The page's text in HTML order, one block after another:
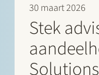
30 maart 2026
Stek